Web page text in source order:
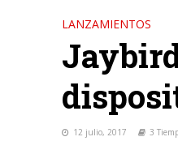
LANZAMIENTOS
12 julio, 2017 3